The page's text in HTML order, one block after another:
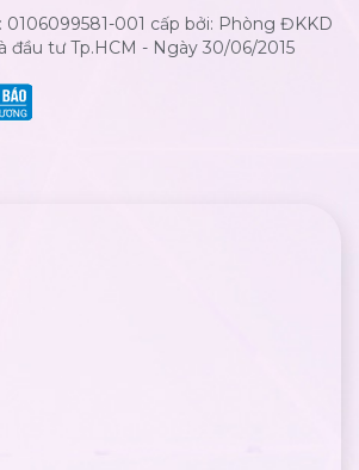
0106099581-001 cấp bởi: Phòng ĐKKD
đầu tư Tp.HCM - Ngày 30/06/2015